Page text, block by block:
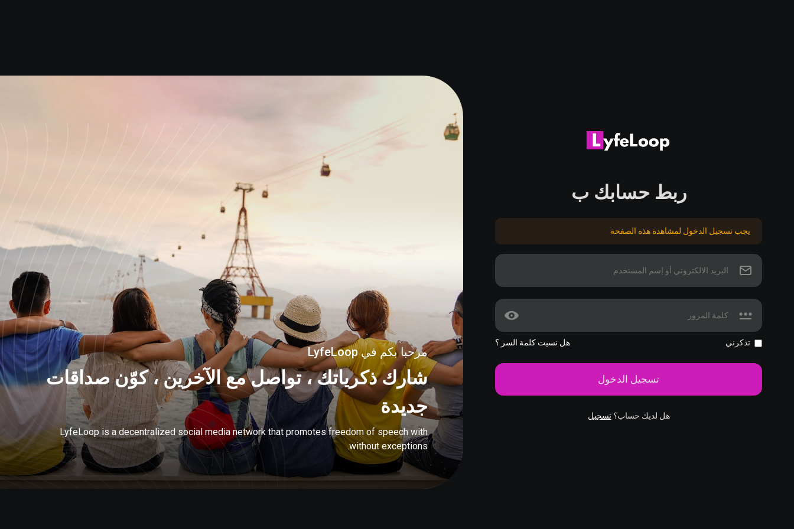
ربط حسابك ب
يجب تسجيل الدخول لمشاهدة هذه الصفحة
تذكرني هل نسيت كلمة السر ؟
تسجيل الدخول
هل لديك حساب؟تسجيل
مرحبا بكم في LyfeLoop
شارك ذكرياتك ، تواصل مع الآخرين ، كوّن صداقات
جديدة
LyfeLoop is a decentralized social media network that promotes freedom of speech with
without exceptions.